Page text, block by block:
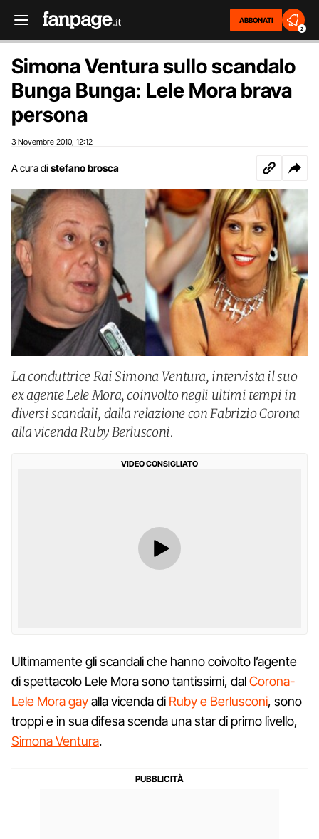
ABBONATI
2
Simona Ventura sullo scandalo
Bunga Bunga: Lele Mora brava
persona
3 Novembre 2010 12:12
A cura di stefano brosca
La conduttrice Rai Simona Ventura, intervista il suo
ex agente Lele Mora, coinvolto negli ultimi tempi in
diversi scandali, dalla relazione con Fabrizio Corona
alla vicenda Ruby Berlusconi.
VIDEO CONSIGLIATO
Ultimamente gli scandali che hanno coivolto l’agente
di spettacolo Lele Mora sono tantissimi, dalCorona-
Lele Mora gayalla vicenda di Ruby e Berlusconi, sono
troppi e in sua difesa scenda una star di primo livello,
Simona Ventura.